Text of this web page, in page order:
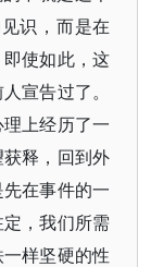
识，而是在
使如此，这
宣告过了。
上经历了一
释，回到外
在事件的一
，我们所需
样坚硬的性